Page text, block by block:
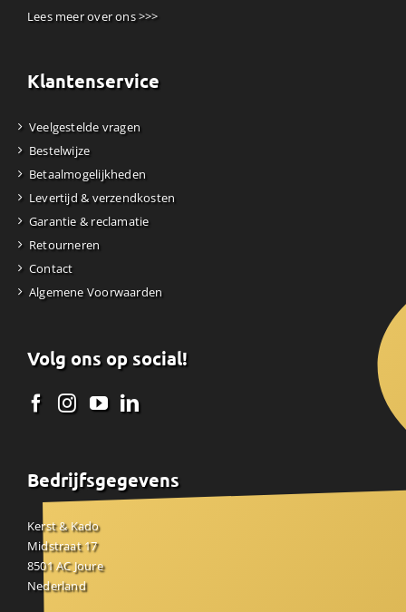
Lees meer over ons >>>
Klantenservice
Veelgestelde vragen
Bestelwijze
Betaalmogelijkheden
Levertijd & verzendkosten
Garantie & reclamatie
Retourneren
Contact
Algemene Voorwaarden
Volg ons op social!
Bedrijfsgegevens
Kerst & Kado
Midstraat 17
8501 AC Joure
Nederland